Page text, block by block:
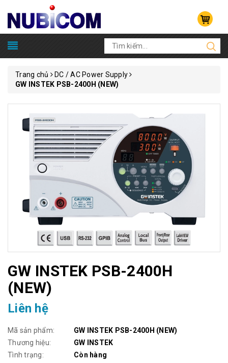
Trang chủ
DC / AC Power Supply
GW INSTEK PSB-2400H (NEW)
GW INSTEK PSB-2400H
(NEW)
Liên hệ
Mã sản phẩm:
GW INSTEK PSB-2400H (NEW)
Thương hiệu:
GW INSTEK
Tình trạng:
Còn hàng